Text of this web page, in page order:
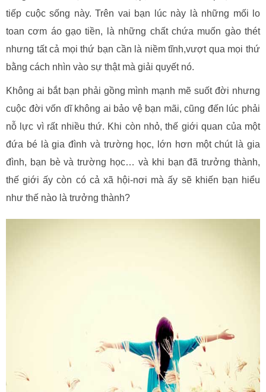
tiếp cuộc sống này. Trên vai bạn lúc này là những mối lo
toan cơm áo gạo tiền, là những chất chứa muốn gào thét
nhưng tất cả mọi thứ bạn cần là niềm tĩnh,vượt qua mọi thứ
bằng cách nhìn vào sự thật mà giải quyết nó.
Không ai bắt bạn phải gồng mình mạnh mẽ suốt đời nhưng
cuộc đời vốn dĩ không ai bảo vệ bạn mãi, cũng đến lúc phải
nỗ lực vì rất nhiều thứ. Khi còn nhỏ, thế giới quan của một
đứa bé là gia đình và trường học, lớn hơn một chút là gia
đình, bạn bè và trường học… và khi bạn đã trưởng thành,
thế giới ấy còn có cả xã hội-nơi mà ấy sẽ khiến bạn hiểu
như thế nào là trưởng thành?